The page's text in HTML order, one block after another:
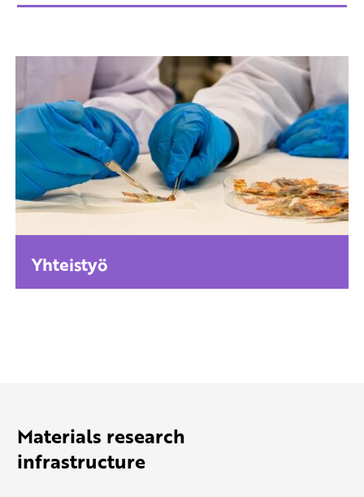
Yhteistyö
Materials research
infrastructure